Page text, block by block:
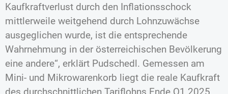
Kaufkraftverlust durch den Inflationsschock
mittlerweile weitgehend durch Lohnzuwächse
ausgeglichen wurde, ist die entsprechende
Wahrnehmung in der österreichischen Bevölkerung
eine andere“, erklärt Pudschedl. Gemessen am
Mini- und Mikrowarenkorb liegt die reale Kaufkraft